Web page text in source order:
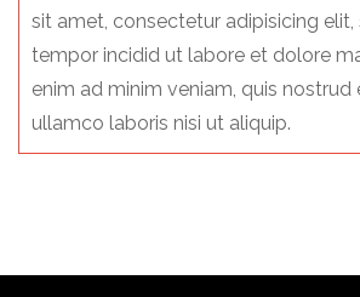
sit amet, consectetur adipisicing
tempor incidid ut labore et dolore
enim ad minim veniam, quis nostrud
ullamco laboris nisi ut aliquip.